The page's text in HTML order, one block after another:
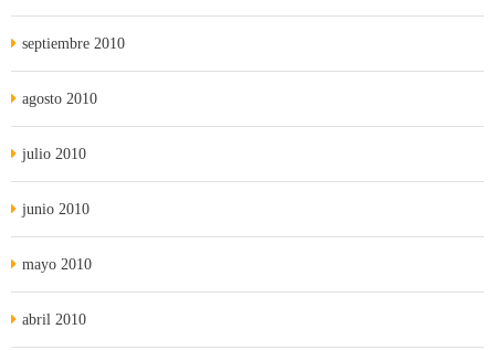
septiembre 2010
agosto 2010
julio 2010
junio 2010
mayo 2010
abril 2010